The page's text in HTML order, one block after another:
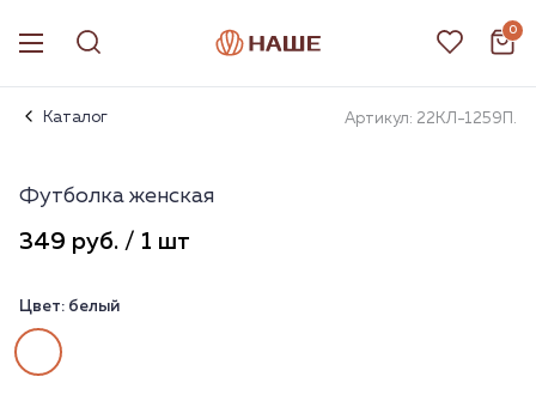
0
Каталог Артикул: 22КЛ-1259П.
Футболка женская
349 руб. / 1 шт
Цвет: белый